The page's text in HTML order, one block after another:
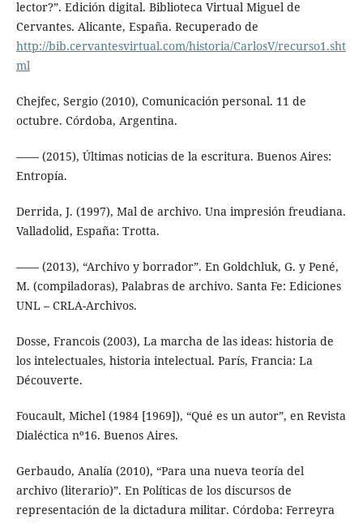
lector?”. Edición digital. Biblioteca Virtual Miguel de
Cervantes. Alicante, España. Recuperado de
http://bib.cervantesvirtual.com/historia/CarlosV/recurso1.sht
ml
Chejfec, Sergio (2010), Comunicación personal. 11 de
octubre. Córdoba, Argentina.
–––– (2015), Últimas noticias de la escritura. Buenos Aires:
Entropía.
Derrida, J. (1997), Mal de archivo. Una impresión freudiana.
Valladolid, España: Trotta.
–––– (2013), “Archivo y borrador”. En Goldchluk, G. y Pené,
M. (compiladoras), Palabras de archivo. Santa Fe: Ediciones
UNL – CRLA-Archivos.
Dosse, Francois (2003), La marcha de las ideas: historia de
los intelectuales, historia intelectual. París, Francia: La
Découverte.
Foucault, Michel (1984 [1969]), “Qué es un autor”, en Revista
Dialéctica nº16. Buenos Aires.
Gerbaudo, Analía (2010), “Para una nueva teoría del
archivo (literario)”. En Políticas de los discursos de
representación de la dictadura militar. Córdoba: Ferreyra